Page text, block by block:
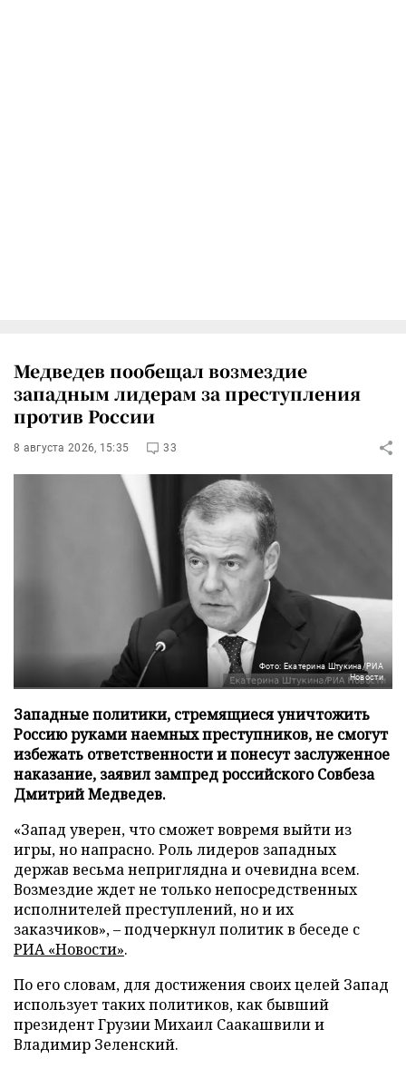
Медведев пообещал возмездие
западным лидерам за преступления
против России
8 августа 2026, 15:35 33
Фото: Екатерина Штукина/РИА
Новости
Западные политики, стремящиеся уничтожить
Россию руками наемных преступников, не смогут
избежать ответственности и понесут заслуженное
наказание, заявил зампред российского Совбеза
Дмитрий Медведев.
«Запад уверен, что сможет вовремя выйти из
игры, но напрасно. Роль лидеров западных
держав весьма неприглядна и очевидна всем.
Возмездие ждет не только непосредственных
исполнителей преступлений, но и их
заказчиков», – подчеркнул политик в беседе с
РИА «Новости».
По его словам, для достижения своих целей Запад
использует таких политиков, как бывший
президент Грузии Михаил Саакашвили и
Владимир Зеленский.